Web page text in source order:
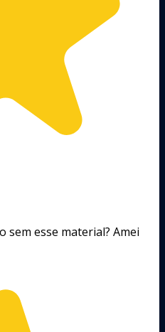
sem esse material? Amei